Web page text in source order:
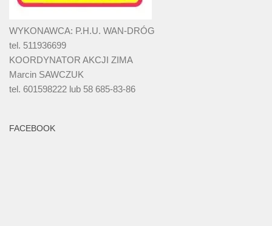
WYKONAWCA: P.H.U. WAN-DRÓG
tel. 511936699
KOORDYNATOR AKCJI ZIMA
Marcin SAWCZUK
tel. 601598222 lub 58 685-83-86
FACEBOOK